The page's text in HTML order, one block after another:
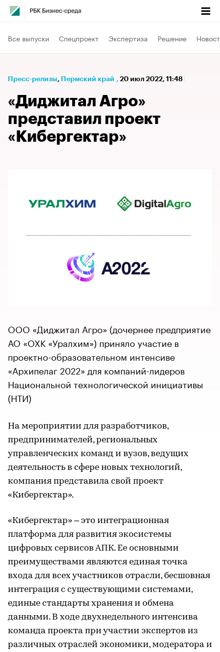
Все выпуски Спецпроект Экспертиза Решение
Пресс-релизы⁠, Пермский край , 20 июл 2022, 11:48
«Диджитал Агро»
представил проект
«Кибергектар»
ООО «Диджитал Агро» (дочернее предприятие
АО «ОХК «Уралхим») приняло участие в
проектно-образовательном интенсиве
«Архипелаг 2022» для компаний-лидеров
Национальной технологической инициативы
(НТИ)
На мероприятии для разработчиков,
предпринимателей, региональных
управленческих команд и вузов, ведущих
деятельность в сфере новых технологий,
компания представила свой проект
«Кибергектар».
«Кибергектар» – это интеграционная
платформа для развития экосистемы
цифровых сервисов АПК. Ее основными
преимуществами являются единая точка
входа для всех участников отрасли, бесшовная
интеграция с существующими системами,
единые стандарты хранения и обмена
данными. В ходе двухнедельного интенсива
команда проекта при участии экспертов из
различных отраслей экономики, модератора и